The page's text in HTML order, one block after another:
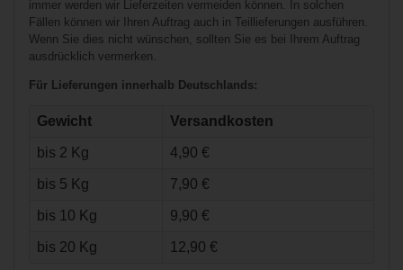
Warrior QRE Pro
Hose Senior
immer werden wir Lieferzeiten vermeiden können. In solchen
Fällen können wir Ihren Auftrag auch in Teillieferungen ausführen.
Wenn Sie dies nicht wünschen, sollten Sie es bei Ihrem Auftrag
ausdrücklich vermerken.
Für Lieferungen innerhalb Deutschlands:
Gewicht Versandkosten
bis 2 Kg 4,90 €
bis 5 Kg 7,90 €
bis 10 Kg 9,90 €
bis 20 Kg 12,90 €